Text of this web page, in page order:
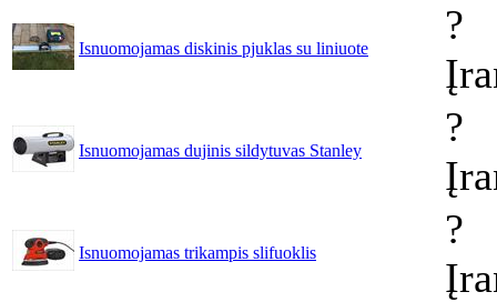
Isnuomojamas diskinis pjuklas su liniuote
?
Isnuomojamas dujinis sildytuvas Stanley
?
Isnuomojamas trikampis slifuoklis
?